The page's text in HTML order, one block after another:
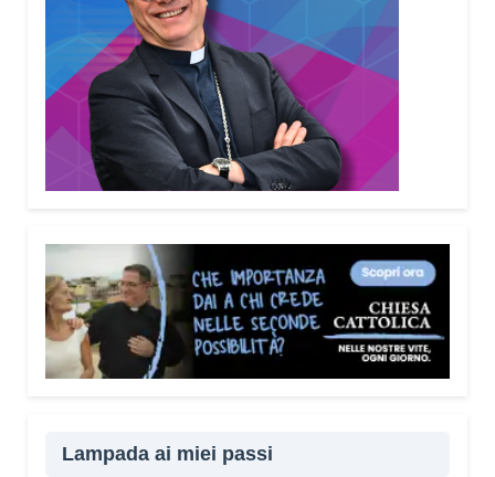
Lampada ai miei passi